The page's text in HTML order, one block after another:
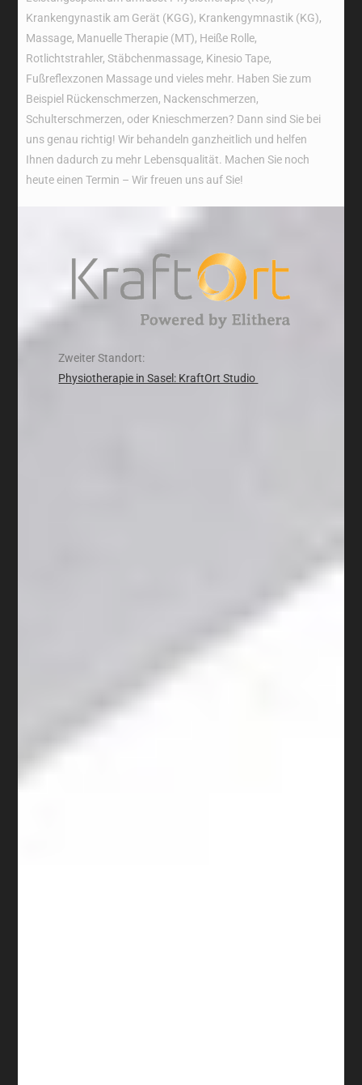
Krankengynastik am Gerät (KGG), Krankengymnastik (KG),
Massage, Manuelle Therapie (MT), Heiße Rolle,
Rotlichtstrahler, Stäbchenmassage, Kinesio Tape,
Fußreflexzonen Massage und vieles mehr. Haben Sie zum
Beispiel Rückenschmerzen, Nackenschmerzen,
Schulterschmerzen, oder Knieschmerzen? Dann sind Sie bei
uns genau richtig! Wir behandeln ganzheitlich und helfen
Ihnen dadurch zu mehr Lebensqualität. Machen Sie noch
heute einen Termin – Wir freuen uns auf Sie!
Zweiter Standort:
Physiotherapie in Sasel: KraftOrt Studio